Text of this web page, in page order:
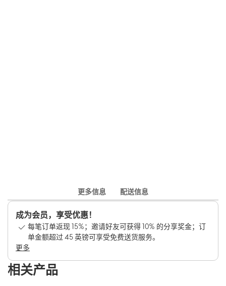
更多信息 配送信息
成为会员，享受优惠！
每笔订单返现 15%；邀请好友可获得 10% 的分享奖金；订
单金额超过 45 英镑可享受免费送货服务。
更多
相关产品